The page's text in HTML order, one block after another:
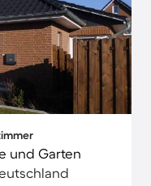
und Garten